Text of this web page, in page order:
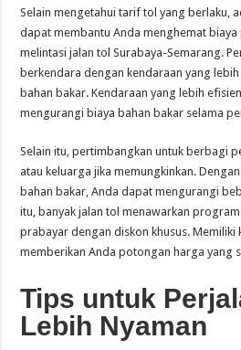
Selain mengetahui tarif tol yang berlaku,
dapat membantu Anda menghemat biaya
melintasi jalan tol Surabaya-Semarang.
berkendara dengan kendaraan yang
bahan bakar. Kendaraan yang lebih
mengurangi biaya bahan bakar selama
Selain itu, pertimbangkan untuk berbagi
atau keluarga jika memungkinkan.
bahan bakar, Anda dapat mengurangi
itu, banyak jalan tol menawarkan
prabayar dengan diskon khusus.
memberikan Anda potongan harga yang
Tips untuk
Lebih Nyaman